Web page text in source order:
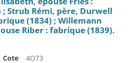
Strub Rémi, père, Durwell
(1834) ; Willemann
Riber : fabrique (1839).
Cote 4O73